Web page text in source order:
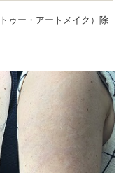
ゥー・アートメイク）除